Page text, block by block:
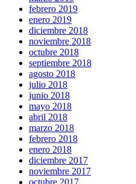
febrero 2019
enero 2019
diciembre 2018
noviembre 2018
octubre 2018
septiembre 2018
agosto 2018
julio 2018
junio 2018
mayo 2018
abril 2018
marzo 2018
febrero 2018
enero 2018
diciembre 2017
noviembre 2017
octubre 2017